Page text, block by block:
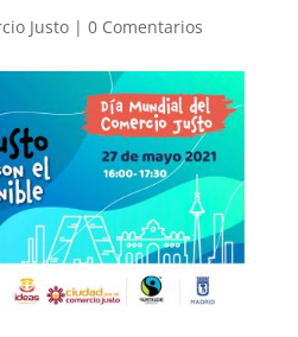
Justo| 0 Comentarios